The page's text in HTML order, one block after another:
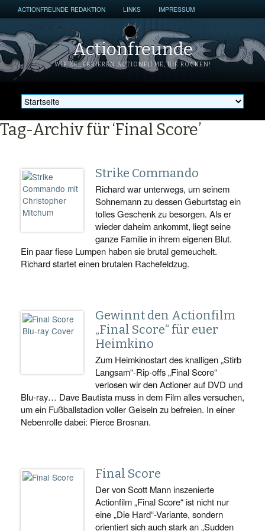
ACTIONFREUNDE REDAKTION LINKS IMPRESSUM
Actionfreunde
WIR ZELEBRIEREN ACTIONFILME, DIE ROCKEN!
Tag-Archiv für ‘Final Score’
Strike Commando
Richard war unterwegs, um seinem
Sohnemann zu dessen Geburtstag ein
tolles Geschenk zu besorgen. Als er
wieder daheim ankommt, liegt seine
ganze Familie in ihrem eigenen Blut.
Ein paar fiese Lumpen haben sie brutal gemeuchelt.
Richard startet einen brutalen Rachefeldzug.
Gewinnt den Actionfilm
„Final Score“ für euer
Heimkino
Zum Heimkinostart des knalligen „Stirb
Langsam“-Rip-offs „Final Score“
verlosen wir den Actioner auf DVD und
Blu-ray… Dave Bautista muss in dem Film alles versuchen,
um ein Fußballstadion voller Geiseln zu befreien. In einer
Nebenrolle dabei: Pierce Brosnan.
Final Score
Der von Scott Mann inszenierte
Actionfilm „Final Score“ ist nicht nur
eine „Die Hard“-Variante, sondern
orientiert sich auch stark an „Sudden